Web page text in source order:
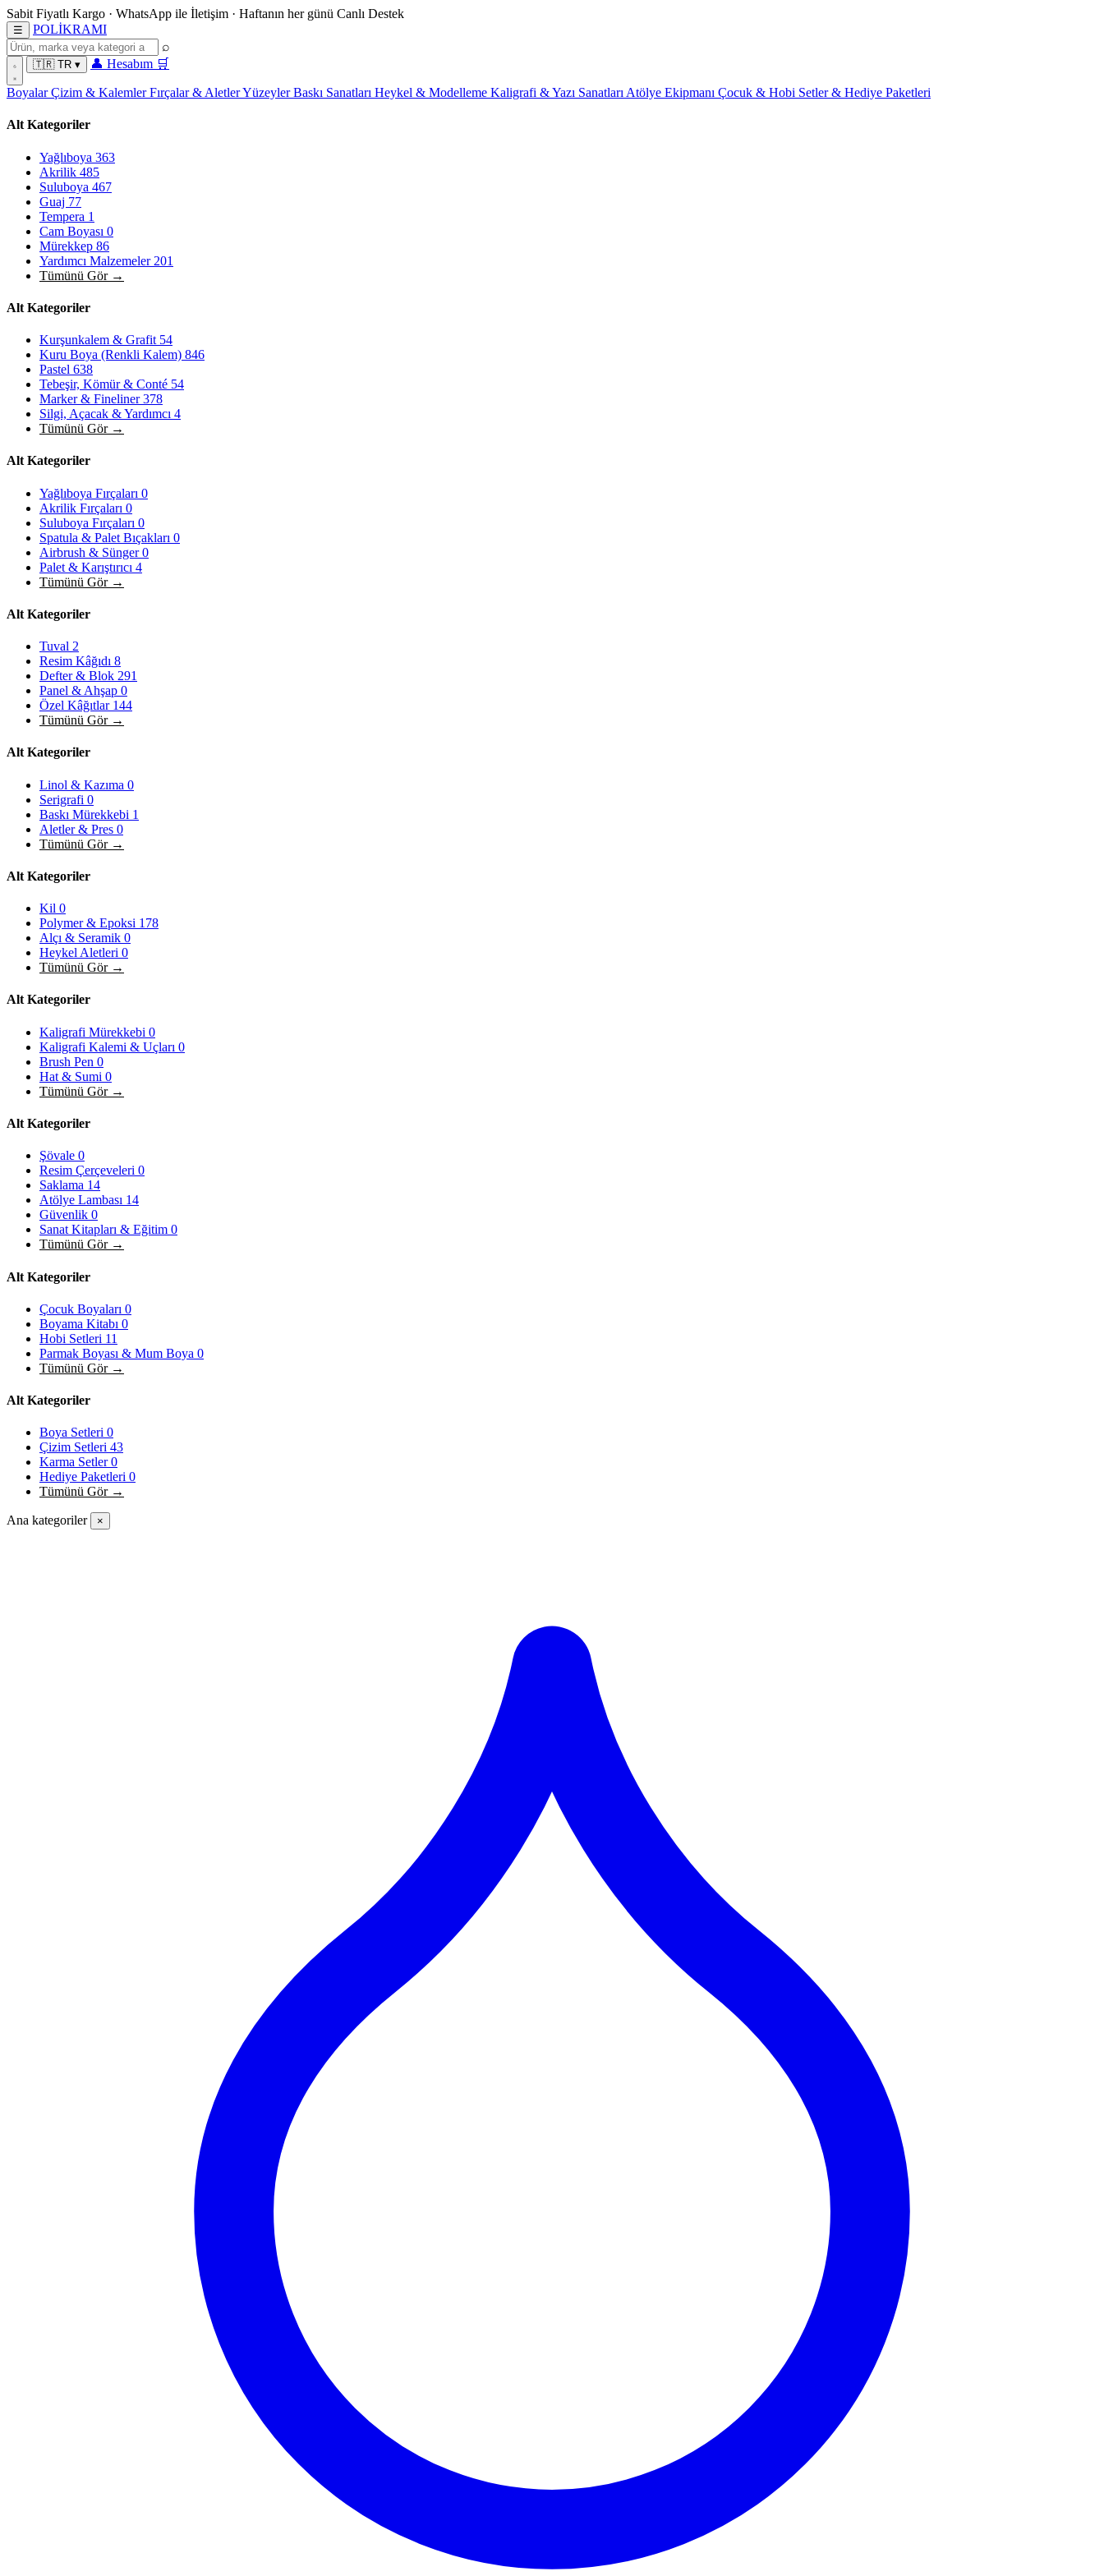
Sabit Fiyatlı Kargo · WhatsApp ile İletişim · Haftanın her günü Canlı Destek
☰ POLİKRAMI
⌕
🇹🇷 TR ▾ 👤 Hesabım 🛒
BoyalarÇizim & KalemlerFırçalar & AletlerYüzeylerBaskı Sanatları Heykel & Modelleme Kaligrafi & Yazı Sanatları Atölye Ekipmanı Çocuk & Hobi Setler & Hediye Paketleri
Alt Kategoriler
Yağlıboya 363
Akrilik 485
Suluboya 467
Guaj 77
Tempera 1
Cam Boyası 0
Mürekkep 86
Yardımcı Malzemeler 201
Tümünü Gör →
Alt Kategoriler
Kurşunkalem & Grafit 54
Kuru Boya (Renkli Kalem) 846
Pastel 638
Tebeşir, Kömür & Conté 54
Marker & Fineliner378
Silgi, Açacak & Yardımcı 4
Tümünü Gör →
Alt Kategoriler
Yağlıboya Fırçaları 0
Akrilik Fırçaları 0
Suluboya Fırçaları 0
Spatula & Palet Bıçakları 0
Airbrush & Sünger0
Palet & Karıştırıcı 4
Tümünü Gör →
Alt Kategoriler
Tuval 2
Resim Kâğıdı 8
Defter & Blok 291
Panel & Ahşap 0
Özel Kâğıtlar 144
Tümünü Gör →
Alt Kategoriler
Linol & Kazıma 0
Serigrafi 0
Baskı Mürekkebi 1
Aletler & Pres 0
Tümünü Gör →
Alt Kategoriler
Kil 0
Polymer & Epoksi 178
Alçı & Seramik 0
Heykel Aletleri 0
Tümünü Gör →
Alt Kategoriler
Kaligrafi Mürekkebi 0
Kaligrafi Kalemi & Uçları 0
Brush Pen 0
Hat & Sumi 0
Tümünü Gör →
Alt Kategoriler
Şövale 0
Resim Çerçeveleri 0
Saklama 14
Atölye Lambası 14
Güvenlik 0
Sanat Kitapları & Eğitim 0
Tümünü Gör →
Alt Kategoriler
Çocuk Boyaları 0
Boyama Kitabı 0
Hobi Setleri 11
Parmak Boyası & Mum Boya 0
Tümünü Gör →
Alt Kategoriler
Boya Setleri 0
Çizim Setleri 43
Karma Setler0
Hediye Paketleri 0
Tümünü Gör →
Ana kategoriler ×